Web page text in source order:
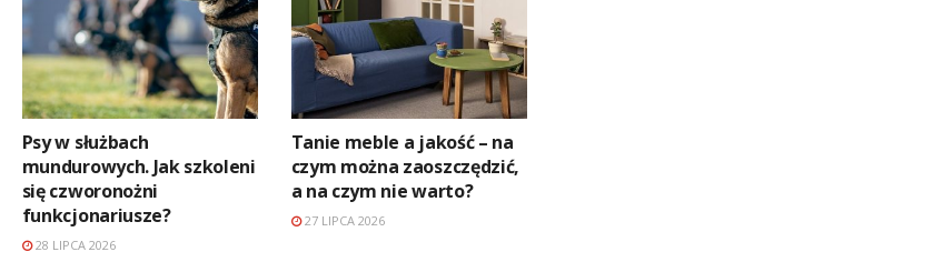
Psy w służbach
mundurowych. Jak szkoleni
się czworonożni
funkcjonariusze?
28 LIPCA 2026
Tanie meble a jakość – na
czym można zaoszczędzić,
a na czym nie warto?
27 LIPCA 2026